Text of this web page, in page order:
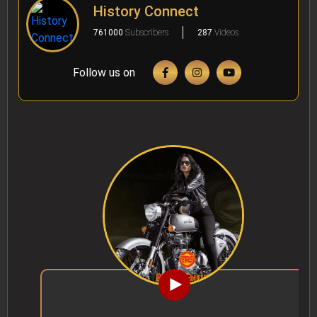
History Connect
761000 Subscribers 287 Videos
Follow us on